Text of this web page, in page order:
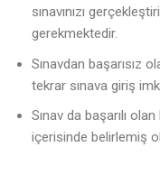
sınavınızı
gerekmektedir.
Sınavdan başarısız
tekrar sınava giriş
Sınav da başarılı
içerisinde belirlemiş